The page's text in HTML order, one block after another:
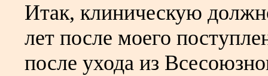
Итак, клиническую
лет после моего
после ухода из